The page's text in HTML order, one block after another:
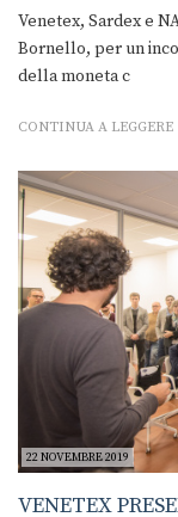
Venetex, Sardex e
Bornello, per un
della moneta c
CONTINUA A
22 NOVEMBRE 2019
VENETEX